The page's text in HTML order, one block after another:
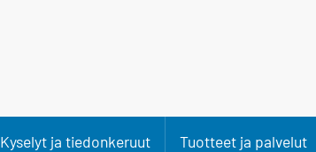
Kyselyt ja tiedonkeruut Tuotteet ja palvelut